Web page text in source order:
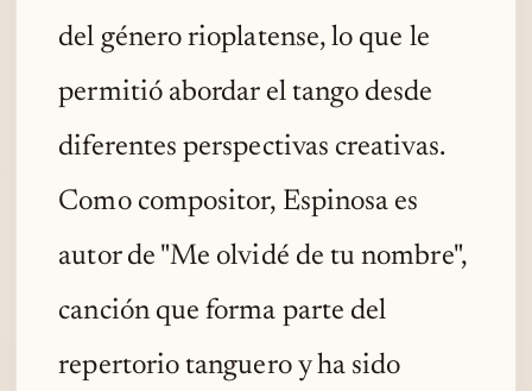
del género rioplatense, lo que le
permitió abordar el tango desde
diferentes perspectivas creativas.
Como compositor, Espinosa es
autor de "Me olvidé de tu nombre",
canción que forma parte del
repertorio tanguero y ha sido